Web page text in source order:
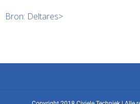
Bron: Deltares>